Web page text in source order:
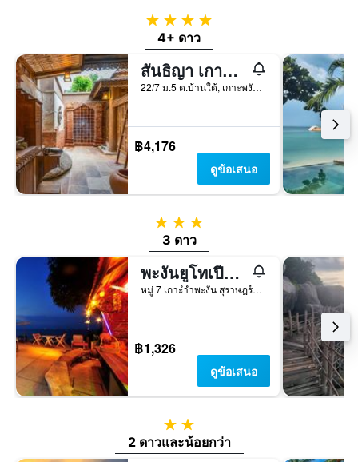
4 ดาว
4+ ดาว
สันธิญา เกาะพะงัน รีสอร์ท แอนด์ สปา
22/7 ม.5 ต.บ้านใต้, เกาะพงัน, ประเทศไทย
฿4,176
ดูข้อเสนอ
3 ดาว
3 ดาว
พะงันยูโทเปียรีสอร์ท
หมู่ 7 เกาะำำพะงัน สุราษฎร์ธานี, เกาะพงัน, ประเทศไทย
฿1,326
ดูข้อเสนอ
2 ดาว
2 ดาวและน้อยกว่า